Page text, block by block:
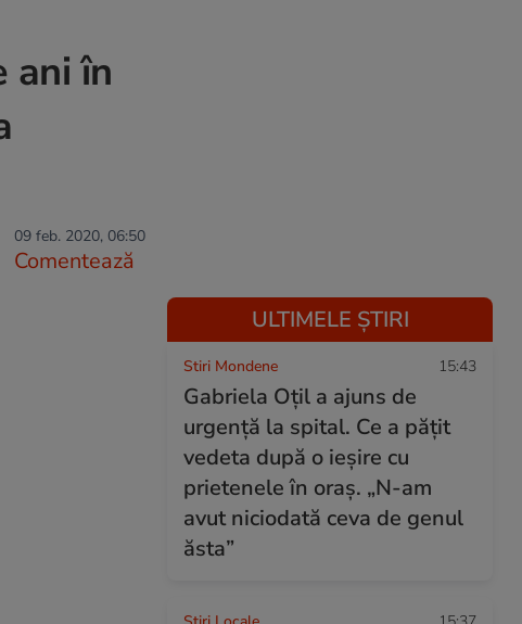
ani în
09 feb. 2020, 06:50
Comentează
ULTIMELE ȘTIRI
Stiri Mondene 15:43
Gabriela Oțil a ajuns de
urgență la spital. Ce a pățit
vedeta după o ieșire cu
prietenele în oraș. „N-am
avut niciodată ceva de genul
ăsta”